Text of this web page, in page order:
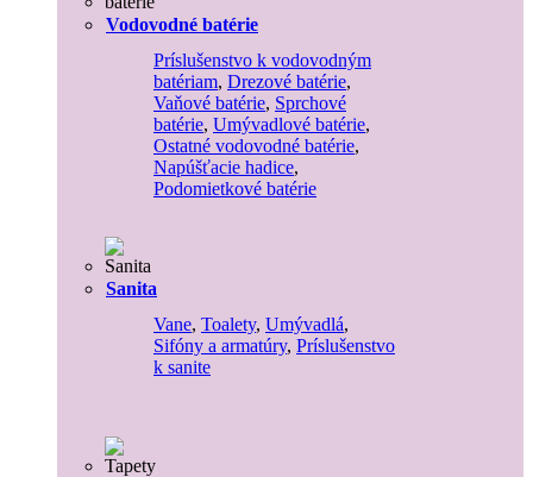
Vodovodné batérie
Príslušenstvo k vodovodným
batériam, Drezové batérie,
Vaňové batérie, Sprchové
batérie, Umývadlové batérie,
Ostatné vodovodné batérie,
Napúšťacie hadice,
Podomietkové batérie
Sanita
Vane, Toalety, Umývadlá,
Sifóny a armatúry, Príslušenstvo
k sanite